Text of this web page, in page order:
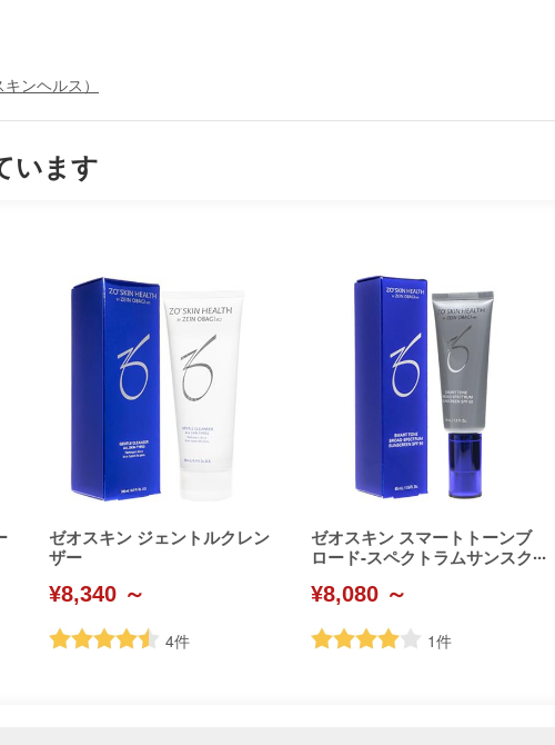
ンヘルス）
います
ゼオスキン ジェントルクレン
ザー
¥8,340 ～
4件
ゼオスキン スマートトーンブ
ロード-スペクトラムサンスク
¥8,080 ～
1件